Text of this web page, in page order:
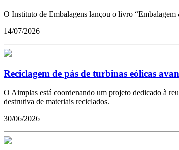
O Instituto de Embalagens lançou o livro
14/07/2026
Reciclagem de pás de turbinas eólicas
O Aimplas está coordenando um projeto dedicado à
destrutiva de materiais reciclados.
30/06/2026